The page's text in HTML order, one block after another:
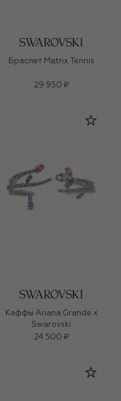
Браслет Matrix Tennis
29 950 ₽
Каффы Ariana Grande x
Swarovski
24 500 ₽